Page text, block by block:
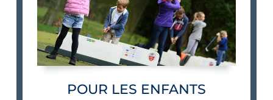
POUR LES ENFANTS